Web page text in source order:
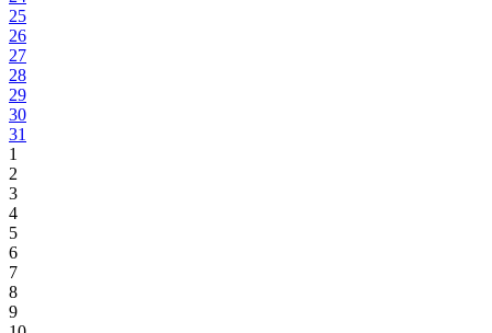
25
26
27
28
29
30
31
1
2
3
4
5
6
7
8
9